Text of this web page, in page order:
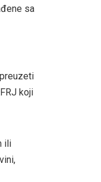
sa
koji
ili